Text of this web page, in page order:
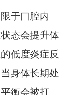
于口腔内
态会提升体
低度炎症反
身体长期处
衡会被打